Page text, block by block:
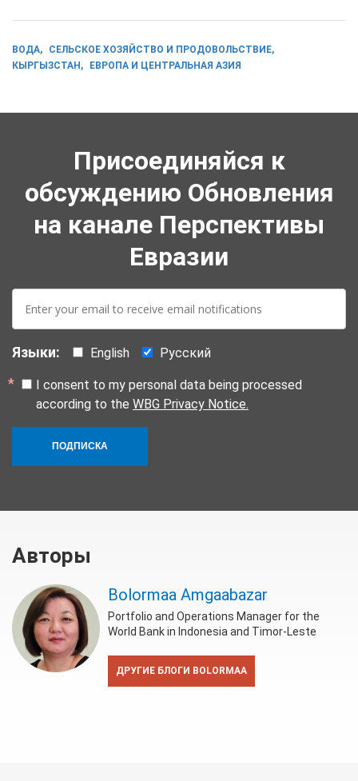
ВОДА
СЕЛЬСКОЕ ХОЗЯЙСТВО И ПРОДОВОЛЬСТВИЕ
КЫРГЫЗСТАН
ЕВРОПА И ЦЕНТРАЛЬНАЯ АЗИЯ
Присоединяйся к
обсуждению Обновления
на канале Перспективы
Евразии
mail:
Языки: English Русский
I consent to my personal data being processed
according to the WBG Privacy Notice.
ПОДПИСКА
Авторы
Bolormaa Amgaabazar
Portfolio and Operations Manager for the
World Bank in Indonesia and Timor-Leste
ДРУГИЕ БЛОГИ BOLORMAA